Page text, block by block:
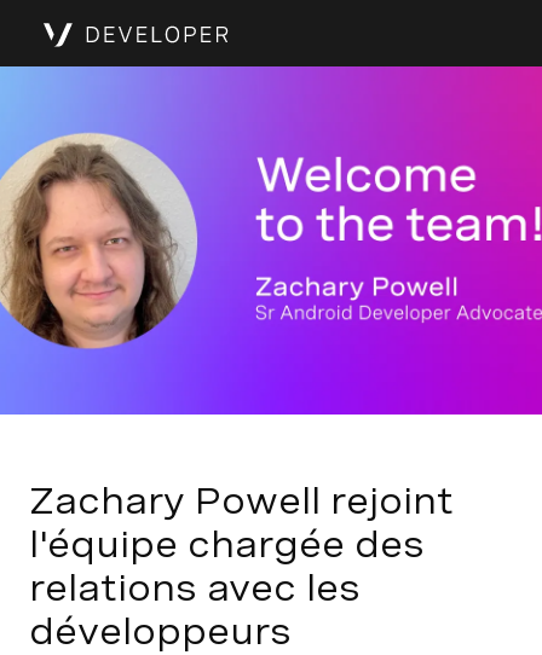
Zachary Powell rejoint
l'équipe chargée des
relations avec les
développeurs